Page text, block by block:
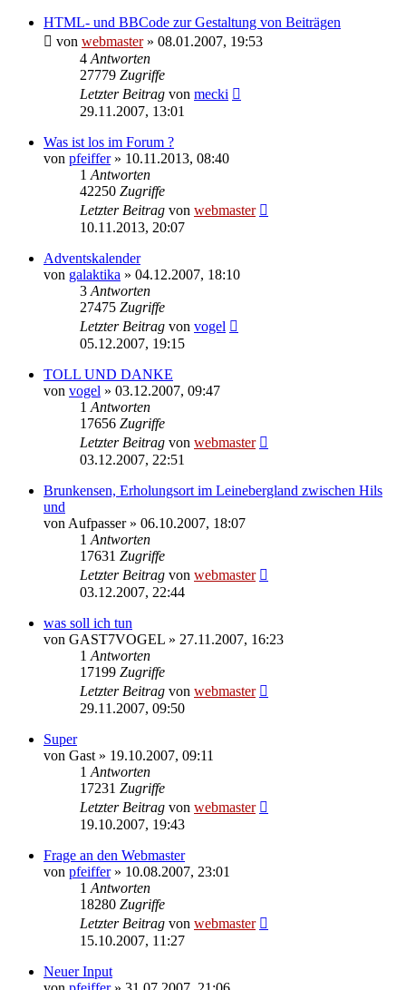
HTML- und BBCode zur Gestaltung von Beiträgen
von webmaster» 08.01.2007, 19:53
4 Antworten
27779 Zugriffe
Letzter Beitrag von mecki
29.11.2007, 13:01
Was ist los im Forum ?
von pfeiffer» 10.11.2013, 08:40
1 Antworten
42250 Zugriffe
Letzter Beitrag von webmaster
10.11.2013, 20:07
Adventskalender
von galaktika » 04.12.2007, 18:10
3 Antworten
27475 Zugriffe
Letzter Beitrag von vogel
05.12.2007, 19:15
TOLL UND DANKE
von vogel » 03.12.2007, 09:47
1 Antworten
17656 Zugriffe
Letzter Beitrag von webmaster
03.12.2007, 22:51
Brunkensen, Erholungsort im Leinebergland zwischen Hils
und
von Aufpasser» 06.10.2007, 18:07
1 Antworten
17631 Zugriffe
Letzter Beitrag von webmaster
03.12.2007, 22:44
was soll ich tun
von GAST7VOGEL » 27.11.2007, 16:23
1 Antworten
17199 Zugriffe
Letzter Beitrag von webmaster
29.11.2007, 09:50
Super
von Gast » 19.10.2007, 09:11
1 Antworten
17231 Zugriffe
Letzter Beitrag von webmaster
19.10.2007, 19:43
Frage an den Webmaster
von pfeiffer» 10.08.2007, 23:01
1 Antworten
18280 Zugriffe
Letzter Beitrag von webmaster
15.10.2007, 11:27
Neuer Input